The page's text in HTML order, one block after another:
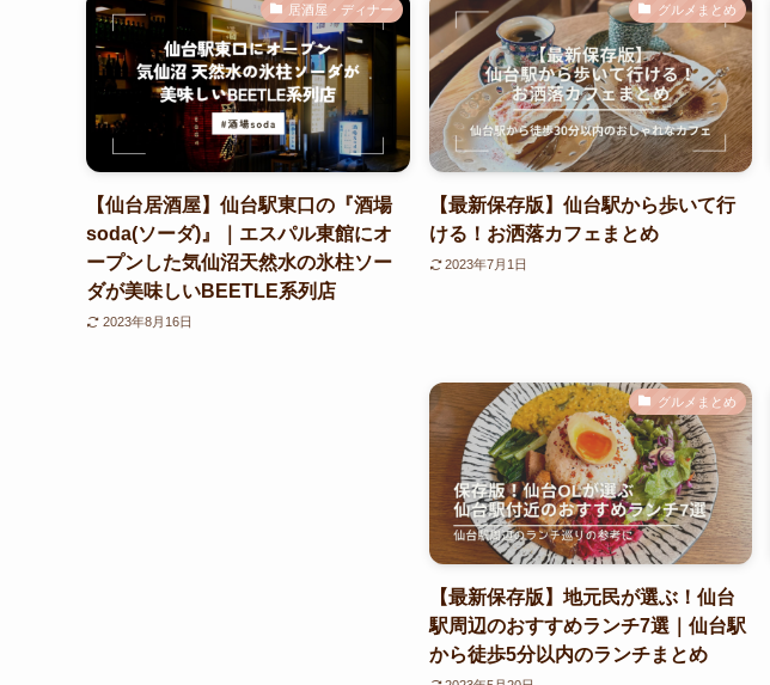
居酒屋・ディナー
【仙台居酒屋】仙台駅東口の『酒場
soda(ソーダ)』｜エスパル東館にオ
ープンした気仙沼天然水の氷柱ソー
ダが美味しいBEETLE系列店
2023年8月16日
グルメまとめ
【最新保存版】仙台駅から歩いて行
ける！お洒落カフェまとめ
2023年7月1日
グルメまとめ
【最新保存版】地元民が選ぶ！仙台
駅周辺のおすすめランチ7選｜仙台駅
から徒歩5分以内のランチまとめ